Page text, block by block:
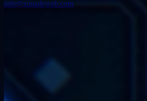
info@zonadeweb.com